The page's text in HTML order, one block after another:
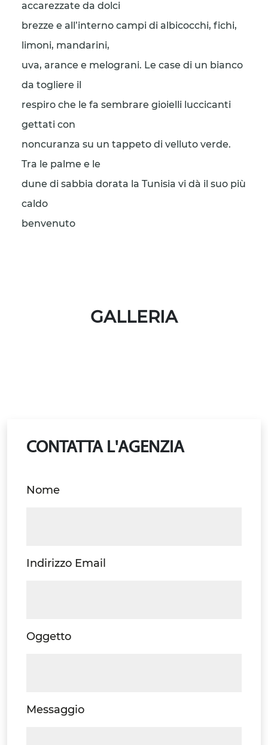
accarezzate da dolci
brezze e all’interno campi di albicocchi, fichi,
limoni, mandarini,
uva, arance e melograni. Le case di un bianco
da togliere il
respiro che le fa sembrare gioielli luccicanti
gettati con
noncuranza su un tappeto di velluto verde.
Tra le palme e le
dune di sabbia dorata la Tunisia vi dà il suo più
caldo
benvenuto
GALLERIA
CONTATTA L'AGENZIA
Nome
Indirizzo Email
Oggetto
Messaggio